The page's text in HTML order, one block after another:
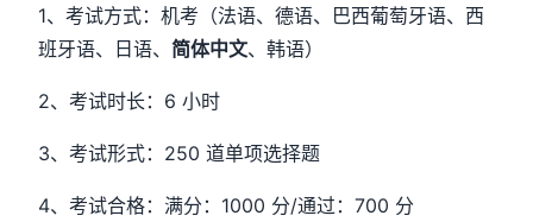
1、考试方式：机考（法语、德语、巴西葡萄牙语、西
班牙语、日语、简体中文、韩语）
2、考试时长：6 小时
3、考试形式：250 道单项选择题
4、考试合格：满分：1000 分/通过：700 分